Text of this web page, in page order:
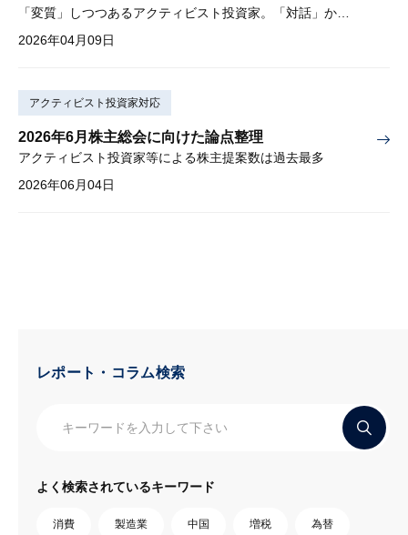
2026年04月09日
アクティビスト投資家対応
2026年6月株主総会に向けた論点整理
アクティビスト投資家等による株主提案数は過去最多
2026年06月04日
レポート・コラム検索
よく検索されているキーワード
消費 製造業 中国 増税 為替